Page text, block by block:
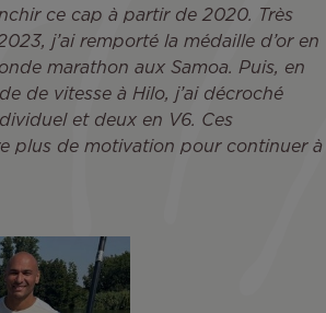
ce cap à partir de 2020. Très
j’ai remporté la médaille d’or en
marathon aux Samoa. Puis, en
de vitesse à Hilo, j’ai décroché
et deux en V6. Ces
plus de motivation pour continuer à